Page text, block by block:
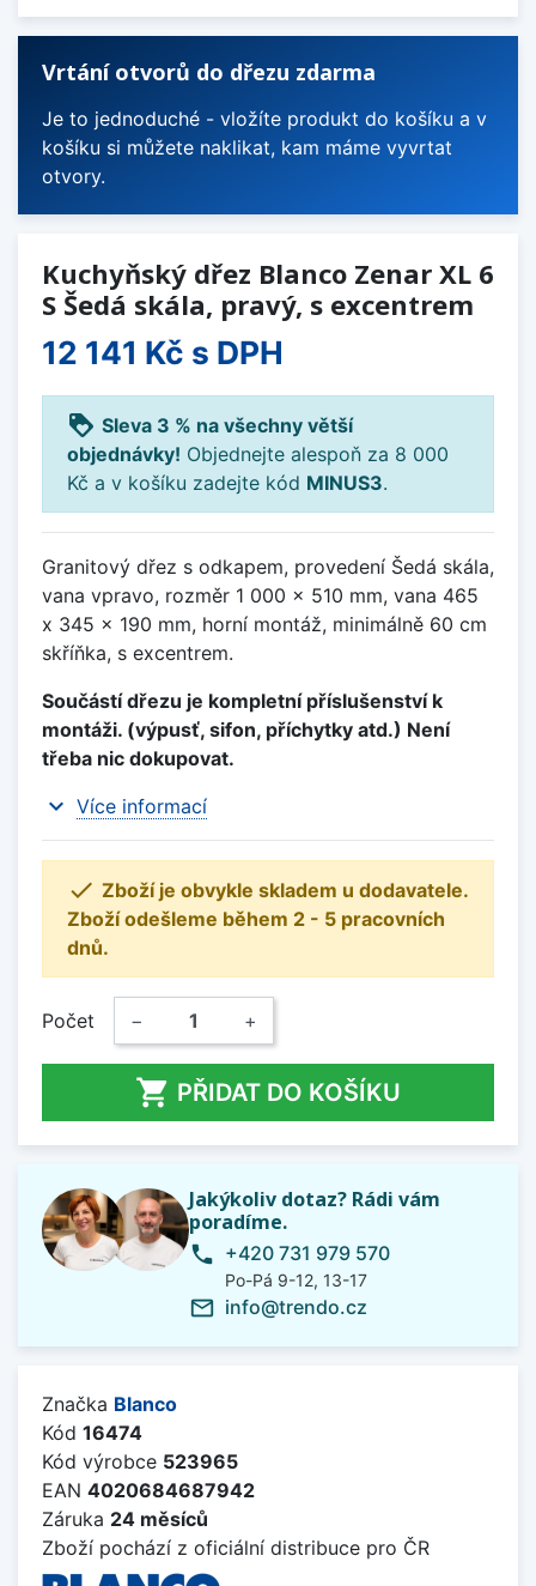
Vrtání otvorů do dřezu zdarma
Je to jednoduché - vložíte produkt do košíku a v
košíku si můžete naklikat, kam máme vyvrtat
otvory.
Kuchyňský dřez Blanco Zenar XL 6
S Šedá skála, pravý, s excentrem
12 141 Kč s DPH
loyalty Sleva 3 % na všechny větší
objednávky! Objednejte alespoň za 8 000
Kč a v košíku zadejte kód MINUS3.
Granitový dřez s odkapem, provedení Šedá skála,
vana vpravo, rozměr 1 000 x 510 mm, vana 465
x 345 x 190 mm, horní montáž, minimálně 60 cm
skříňka, s excentrem.
Součástí dřezu je kompletní příslušenství k
montáži. (výpusť, sifon, příchytky atd.) Není
třeba nic dokupovat.
expand_more Více informací
 Zboží je obvykle skladem u dodavatele.
Zboží odešleme během 2 - 5 pracovních
dnů.
Počet − +
 PŘIDAT DO KOŠÍKU
Jakýkoliv dotaz? Rádi vám
poradíme.
phone +420 731 979 570
Po-Pá 9-12, 13-17
mail_outline info@trendo.cz
Značka Blanco
Kód 16474
Kód výrobce 523965
EAN 4020684687942
Záruka 24 měsíců
Zboží pochází z oficiální distribuce pro ČR